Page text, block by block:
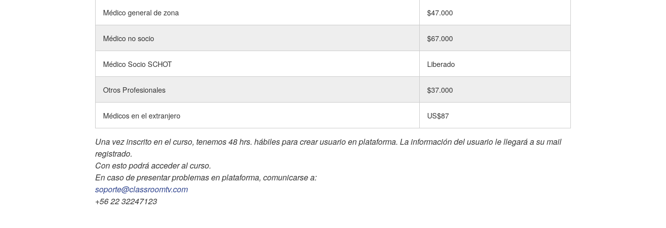
Médico general de zona $47.000
Médico no socio $67.000
Médico Socio SCHOT Liberado
Otros Profesionales $37.000
Médicos en el extranjero US$87
Una vez inscrito en el curso, tenemos 48 hrs. hábiles para crear usuario en plataforma. La información del usuario le llegará a su mail
registrado.
Con esto podrá acceder al curso.
En caso de presentar problemas en plataforma, comunicarse a:
soporte@classroomtv.com
+56 22 32247123